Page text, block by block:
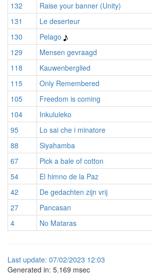
132
Raise your banner (Unity)
131
Le deserteur
130
Pelago
129
Mensen gevraagd
118
Kauwenberglied
115
Only Remembered
105
Freedom is coming
104
Inkululeko
95
Lo sai che i minatore
88
Siyahamba
67
Pick a bale of cotton
54
El himno de la Paz
42
De gedachten zijn vrij
27
Pancasan
4
No Mataras
Last update: 07/02/2023 12:03
Generated in: 5.169 msec